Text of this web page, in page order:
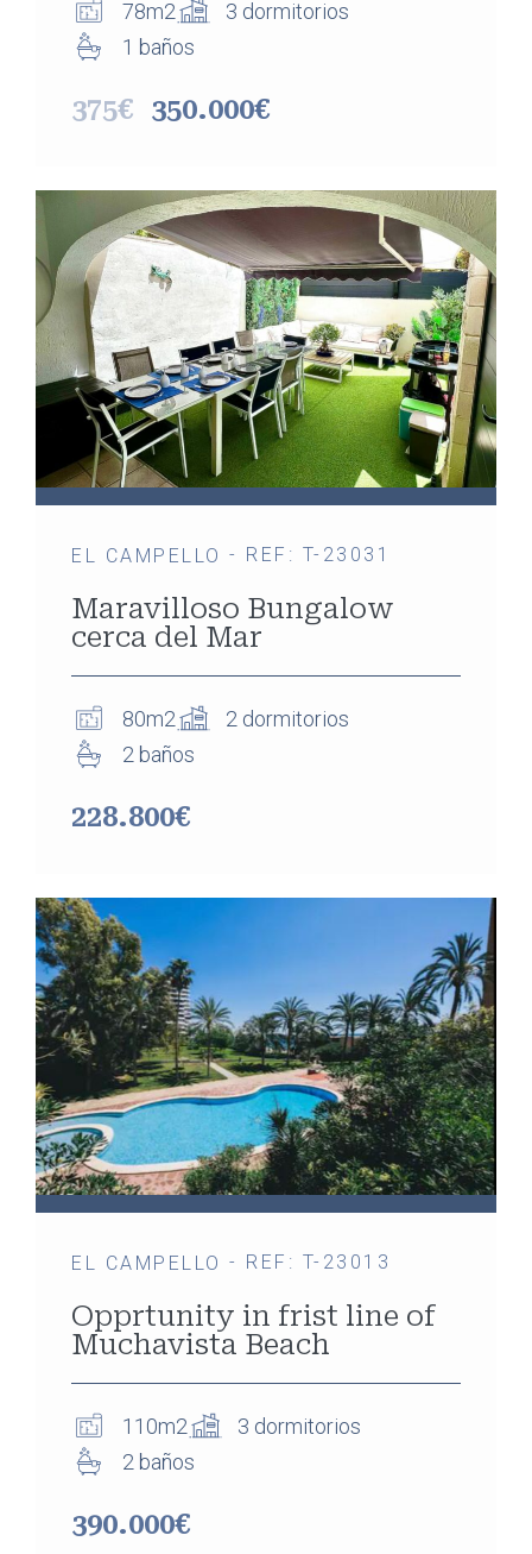
78m2
3 dormitorios
1 baños
375€ 350.000€
EL CAMPELLO - REF: T-23031
Maravilloso Bungalow
cerca del Mar
80m2
2 dormitorios
2 baños
228.800€
EL CAMPELLO - REF: T-23013
Opprtunity in frist line of
Muchavista Beach
110m2
3 dormitorios
2 baños
390.000€